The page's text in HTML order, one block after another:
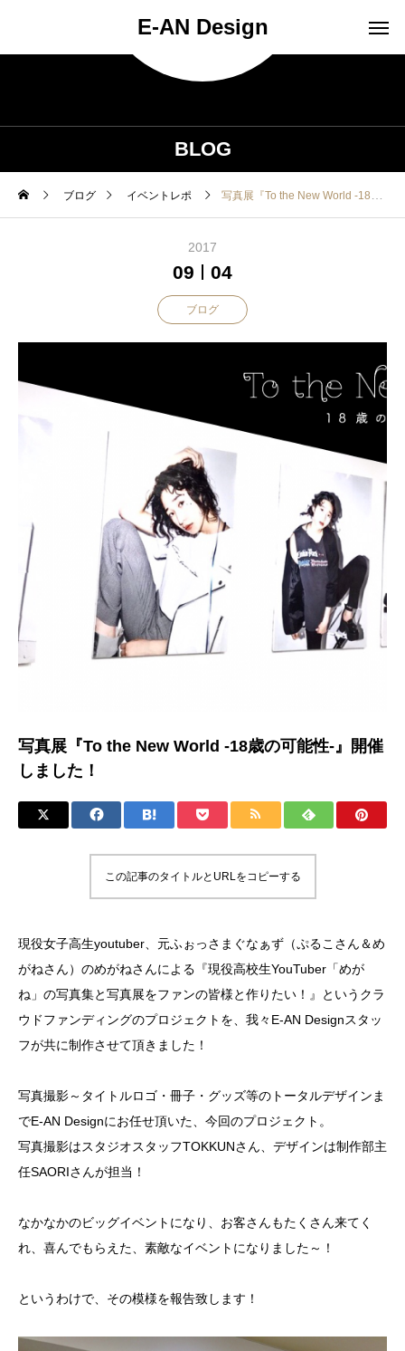
E-AN Design
BLOG
ブログ イベントレポ 写真展『To the New World -18歳の可能性-』開催しました！
2017
09 04
ブログ
写真展『To the New World -18歳の可能性-』開催
しました！
この記事のタイトルとURLをコピーする
現役女子高生youtuber、元ふぉっさまぐなぁず（ぷるこさん＆め
がねさん）のめがねさんによる『現役高校生YouTuber「めが
ね」の写真集と写真展をファンの皆様と作りたい！』というクラ
ウドファンディングのプロジェクトを、我々E-AN Designスタッ
フが共に制作させて頂きました！
写真撮影～タイトルロゴ・冊子・グッズ等のトータルデザインま
でE-AN Designにお任せ頂いた、今回のプロジェクト。
写真撮影はスタジオスタッフTOKKUNさん、デザインは制作部主
任SAORIさんが担当！
なかなかのビッグイベントになり、お客さんもたくさん来てく
れ、喜んでもらえた、素敵なイベントになりました～！
というわけで、その模様を報告致します！